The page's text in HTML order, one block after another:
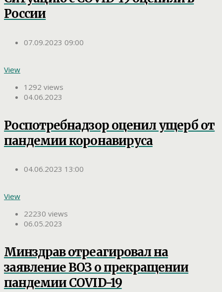
России
07.09.2023 09:00
View
1292 views
04.06.2023
Роспотребнадзор оценил ущерб от
пандемии коронавируса
04.06.2023 13:00
View
22230 views
06.05.2023
Минздрав отреагировал на
заявление ВОЗ о прекращении
пандемии COVID-19